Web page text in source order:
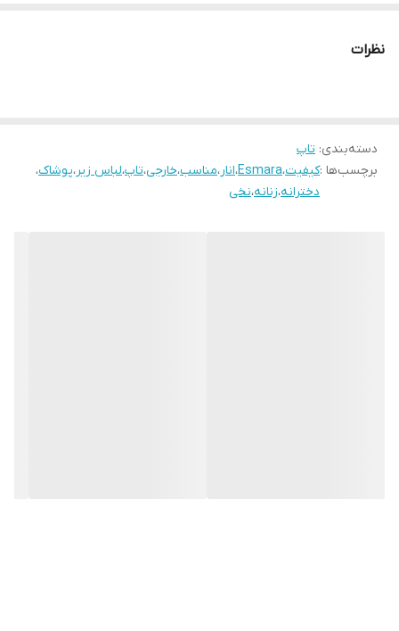
نظرات
دسته‌بندی: تاپ
برچسب‌ها :کیفیت،Esmara،انار،مناسب،خارجی،تاپ،لباس زیر،پوشاک،
دخترانه،زنانه،نخی